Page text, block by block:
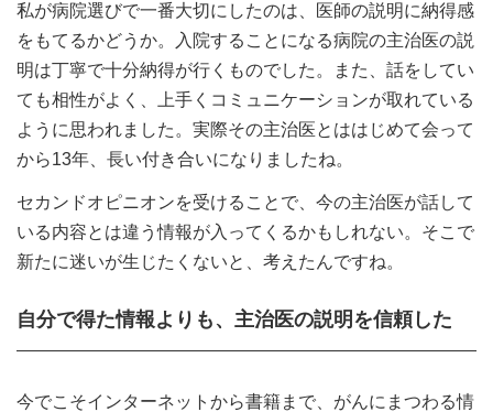
私が病院選びで一番大切にしたのは、医師の説明に納得感
をもてるかどうか。入院することになる病院の主治医の説
明は丁寧で十分納得が行くものでした。また、話をしてい
ても相性がよく、上手くコミュニケーションが取れている
ように思われました。実際その主治医とははじめて会って
から13年、長い付き合いになりましたね。
セカンドオピニオンを受けることで、今の主治医が話して
いる内容とは違う情報が入ってくるかもしれない。そこで
新たに迷いが生じたくないと、考えたんですね。
自分で得た情報よりも、主治医の説明を信頼した
今でこそインターネットから書籍まで、がんにまつわる情